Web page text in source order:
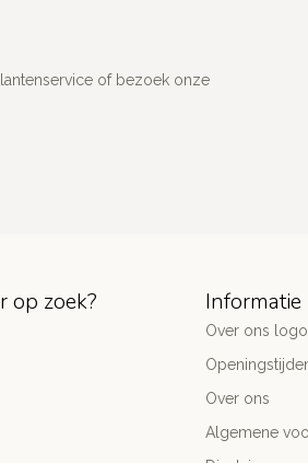
of bezoek onze
op zoek? Informatie
Over ons logo
Over ons
Algemene